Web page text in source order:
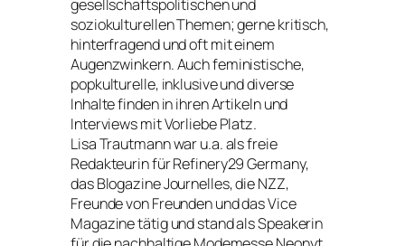
gesellschaftspolitischen und
soziokulturellen Themen; gerne kritisch,
hinterfragend und oft mit einem
Augenzwinkern. Auch feministische,
popkulturelle, inklusive und diverse
Inhalte finden in ihren Artikeln und
Interviews mit Vorliebe Platz.
Lisa Trautmann war u.a. als freie
Redakteurin für Refinery29 Germany,
das Blogazine Journelles, die NZZ,
Freunde von Freunden und das Vice
Magazine tätig und stand als Speakerin